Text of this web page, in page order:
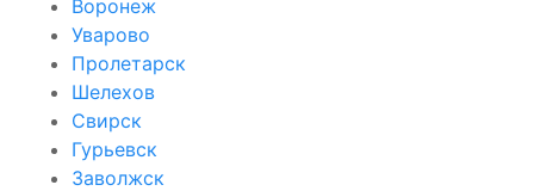
Воронеж
Уварово
Пролетарск
Шелехов
Свирск
Гурьевск
Заволжск